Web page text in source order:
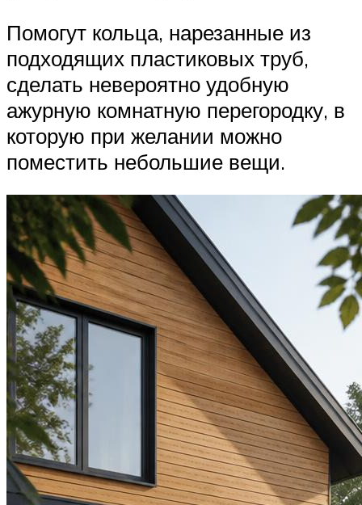
Помогут кольца, нарезанные из
подходящих пластиковых труб,
сделать невероятно удобную
ажурную комнатную перегородку, в
которую при желании можно
поместить небольшие вещи.